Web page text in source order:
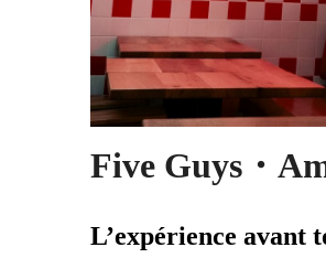
Five Guys・
L’expérience avant